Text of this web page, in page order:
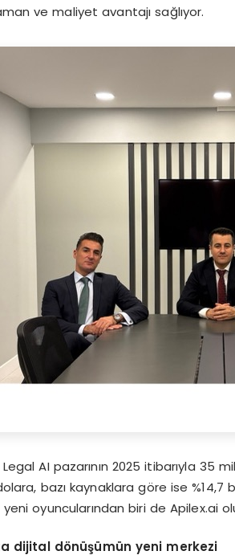
ve maliyet avantajı sağlıyor.
AI pazarının 2025 itibarıyla 35
bazı kaynaklara göre ise
yeni oyuncularından biri de Apilex.ai
dijital dönüşümün yeni merkezi